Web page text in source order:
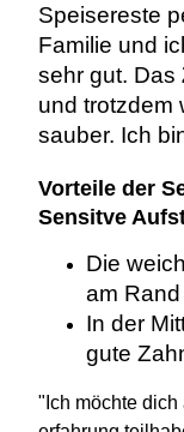
Speisereste
Familie und
sehr gut. Das
und trotzdem
sauber. Ich
Vorteile der
Sensitve
Die
am
In der
gute
"Ich möchte